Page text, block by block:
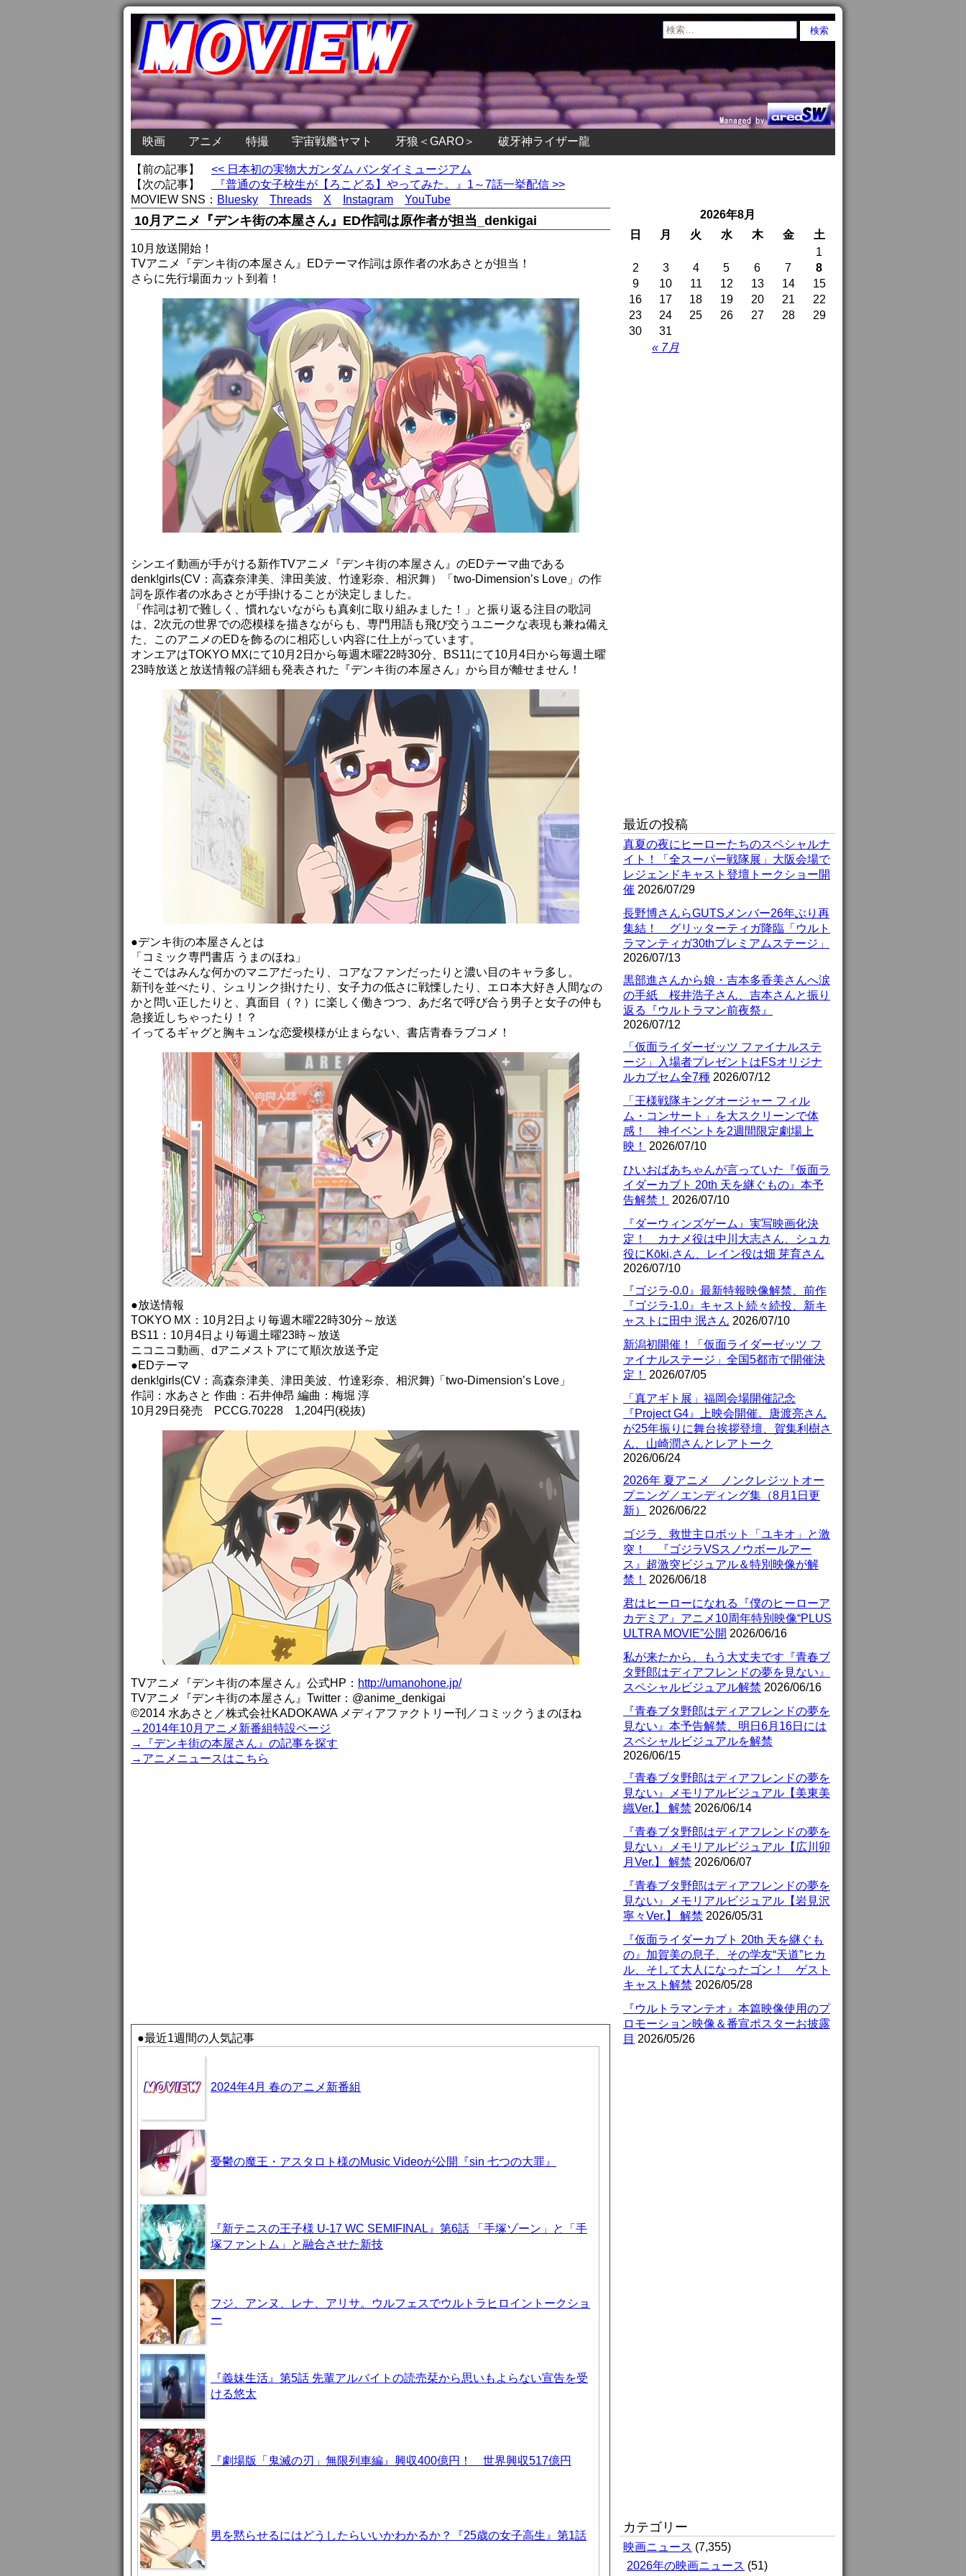
映画 アニメ 特撮 宇宙戦艦ヤマト 牙狼＜GARO＞ 破牙神ライザー龍
【前の記事】 << 日本初の実物大ガンダム バンダイミュージアム
【次の記事】
『普通の女子校生が【ろこどる】やってみた。』1～7話一挙配信 >>
MOVIEW SNS： Bluesky Threads X Instagram YouTube
10月アニメ『デンキ街の本屋さん』ED作詞は原作者が担当_denkigai
10月放送開始！
TVアニメ『デンキ街の本屋さん』EDテーマ作詞は原作者の水あさとが担当！
さらに先行場面カット到着！
シンエイ動画が手がける新作TVアニメ『デンキ街の本屋さん』のEDテーマ曲である
denk!girls(CV：高森奈津美、津田美波、竹達彩奈、相沢舞）「two-Dimension’s Love」の作
詞を原作者の水あさとが手掛けることが決定しました。
「作詞は初で難しく、慣れないながらも真剣に取り組みました！」と振り返る注目の歌詞
は、2次元の世界での恋模様を描きながらも、専門用語も飛び交うユニークな表現も兼ね備え
た、このアニメのEDを飾るのに相応しい内容に仕上がっています。
オンエアはTOKYO MXにて10月2日から毎週木曜22時30分、BS11にて10月4日から毎週土曜
23時放送と放送情報の詳細も発表された『デンキ街の本屋さん』から目が離せません！
●デンキ街の本屋さんとは
「コミック専門書店 うまのほね」
そこではみんな何かのマニアだったり、コアなファンだったりと濃い目のキャラ多し。
新刊を並べたり、シュリンク掛けたり、女子力の低さに戦慄したり、エロ本大好き人間なの
かと問い正したりと、真面目（？）に楽しく働きつつ、あだ名で呼び合う男子と女子の仲も
急接近しちゃったり！？
イってるギャグと胸キュンな恋愛模様が止まらない、書店青春ラブコメ！
●放送情報
TOKYO MX：10月2日より毎週木曜22時30分～放送
BS11：10月4日より毎週土曜23時～放送
ニコニコ動画、dアニメストアにて順次放送予定
●EDテーマ
denk!girls(CV：高森奈津美、津田美波、竹達彩奈、相沢舞)「two-Dimension’s Love」
作詞：水あさと 作曲：石井伸昂 編曲：梅堀 淳
10月29日発売 PCCG.70228 1,204円(税抜)
TVアニメ『デンキ街の本屋さん』公式HP： http://umanohone.jp/
TVアニメ『デンキ街の本屋さん』Twitter：@anime_denkigai
©2014 水あさと／株式会社KADOKAWA メディアファクトリー刊／コミックうまのほね
→2014年10月アニメ新番組特設ページ
→『デンキ街の本屋さん』の記事を探す
→アニメニュースはこちら
●最近1週間の人気記事
2024年4月 春のアニメ新番組
憂鬱の魔王・アスタロト様のMusic Videoが公開『sin 七つの大罪』
『新テニスの王子様 U-17 WC SEMIFINAL』第6話 「手塚ゾーン」と「手
塚ファントム」と融合させた新技
フジ、アンヌ、レナ、アリサ。ウルフェスでウルトラヒロイントークショ
ー
『義妹生活』第5話 先輩アルバイトの読売栞から思いもよらない宣告を受
ける悠太
『劇場版「鬼滅の刃」無限列車編』興収400億円！ 世界興収517億円
男を黙らせるにはどうしたらいいかわかるか？『25歳の女子高生』第1話
2026年8月
日
月 火 水 木 金 土
« 7月
1
2
3 4 5 6 7
8
9
10 11 12 13 14
15
16
17 18 19 20 21
22
23
24 25 26 27 28
29
30
31
最近の投稿
真夏の夜にヒーローたちのスペシャルナ
イト！「全スーパー戦隊展」大阪会場で
レジェンドキャスト登壇トークショー開
催 2026/07/29
長野博さんらGUTSメンバー26年ぶり再
集結！ グリッターティガ降臨「ウルト
ラマンティガ30thプレミアムステージ」
2026/07/13
黒部進さんから娘・吉本多香美さんへ涙
の手紙 桜井浩子さん、吉本さんと振り
返る『ウルトラマン前夜祭』
2026/07/12
「仮面ライダーゼッツ ファイナルステ
ージ」入場者プレゼントはFSオリジナ
ルカプセム全7種 2026/07/12
「王様戦隊キングオージャー フィル
ム・コンサート」を大スクリーンで体
感！ 神イベントを2週間限定劇場上
映！
2026/07/10
ひいおばあちゃんが言っていた『仮面ラ
イダーカブト 20th 天を継ぐもの』本予
告解禁！
2026/07/10
『ダーウィンズゲーム』実写映画化決
定！ カナメ役は中川大志さん、シュカ
役にKōki,さん、レイン役は畑 芽育さん
2026/07/10
『ゴジラ-0.0』最新特報映像解禁、前作
『ゴジラ-1.0』キャスト続々続投、新キ
ャストに田中 泯さん 2026/07/10
新潟初開催！「仮面ライダーゼッツ フ
ァイナルステージ」全国5都市で開催決
定！
2026/07/05
「真アギト展」福岡会場開催記念
『Project G4』上映会開催。唐渡亮さん
が25年振りに舞台挨拶登壇、賀集利樹さ
ん、山崎潤さんとレアトーク
2026/06/24
2026年 夏アニメ ノンクレジットオー
プニング／エンディング集（8月1日更
新）
2026/06/22
ゴジラ、救世主ロボット「ユキオ」と激
突！ 『ゴジラVSスノウボールアー
ス』超激突ビジュアル＆特別映像が解
禁！
2026/06/18
君はヒーローになれる『僕のヒーローア
カデミア』アニメ10周年特別映像“PLUS
ULTRA MOVIE”公開 2026/06/16
私が来たから、もう大丈夫です『青春ブ
タ野郎はディアフレンドの夢を見ない』
スペシャルビジュアル解禁 2026/06/16
『青春ブタ野郎はディアフレンドの夢を
見ない』本予告解禁、明日6月16日には
スペシャルビジュアルを解禁
2026/06/15
『青春ブタ野郎はディアフレンドの夢を
見ない』メモリアルビジュアル【美東美
織Ver.】 解禁 2026/06/14
『青春ブタ野郎はディアフレンドの夢を
見ない』メモリアルビジュアル【広川卯
月Ver.】 解禁 2026/06/07
『青春ブタ野郎はディアフレンドの夢を
見ない』メモリアルビジュアル【岩見沢
寧々Ver.】 解禁 2026/05/31
『仮面ライダーカブト 20th 天を継ぐも
の』加賀美の息子、その学友“天道”ヒカ
ル、そして大人になったゴン！ ゲスト
キャスト解禁 2026/05/28
『ウルトラマンテオ』本篇映像使用のプ
ロモーション映像＆番宣ポスターお披露
目 2026/05/26
カテゴリー
映画ニュース (7,355)
2026年の映画ニュース (51)